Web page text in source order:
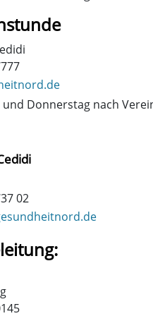
Donnerstag nach
02